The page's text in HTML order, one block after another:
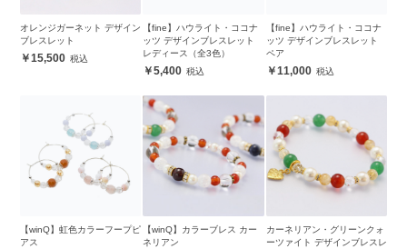
オレンジガーネット デザイン
ブレスレット
15,500
【fine】ハウライト・ココナ
ッツ デザインブレスレット
レディース（全3色）
5,400
【fine】ハウライト・ココナ
ッツ デザインブレスレット
ペア
11,000
【winQ】虹色カラーフープピ
アス
【winQ】カラーブレス カー
ネリアン
カーネリアン・グリーンクォ
ーツァイト デザインブレスレ